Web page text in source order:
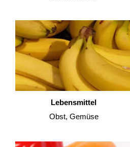
Lebensmittel
Obst, Gemüse